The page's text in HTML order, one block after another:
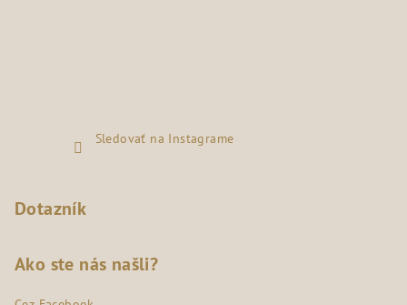
Sledovať na Instagrame
Dotazník
Ako ste nás našli?